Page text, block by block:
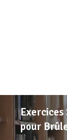
Exercices
pour